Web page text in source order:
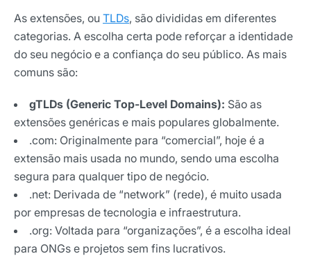
As extensões, ou TLDs, são divididas em diferentes
categorias. A escolha certa pode reforçar a identidade
do seu negócio e a confiança do seu público. As mais
comuns são:
gTLDs (Generic Top-Level Domains): São as
extensões genéricas e mais populares globalmente.
.com: Originalmente para “comercial”, hoje é a
extensão mais usada no mundo, sendo uma escolha
segura para qualquer tipo de negócio.
.net: Derivada de “network” (rede), é muito usada
por empresas de tecnologia e infraestrutura.
.org: Voltada para “organizações”, é a escolha ideal
para ONGs e projetos sem fins lucrativos.